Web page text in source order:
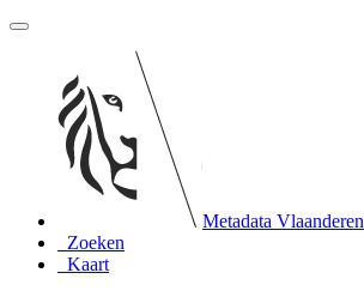
Metadata Vlaanderen
Zoeken
Kaart